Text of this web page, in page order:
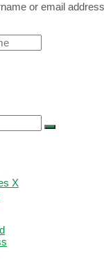
or email
X